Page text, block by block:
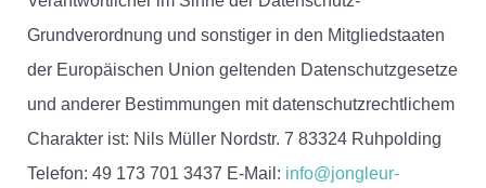
Grundverordnung und sonstiger in den Mitgliedstaaten
der Europäischen Union geltenden Datenschutzgesetze
und anderer Bestimmungen mit datenschutzrechtlichem
Charakter ist: Nils Müller Nordstr. 7 83324 Ruhpolding
Telefon: 49 173 701 3437 E-Mail: info@jongleur-